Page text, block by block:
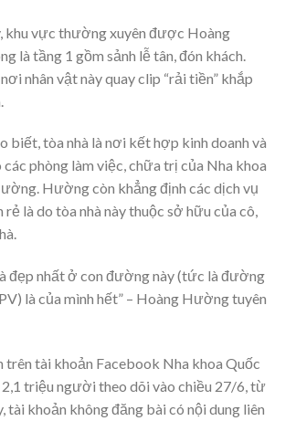
khu vực thường xuyên được Hoàng
là tầng 1 gồm sảnh lễ tân, đón khách.
nhân vật này quay clip “rải tiền” khắp
biết, tòa nhà là nơi kết hợp kinh doanh và
phòng làm việc, chữa trị của Nha khoa
Hường còn khẳng định các dịch vụ
rẻ là do tòa nhà này thuộc sở hữu của cô,
đẹp nhất ở con đường này (tức là đường
là của mình hết” – Hoàng Hường tuyên
trên tài khoản Facebook Nha khoa Quốc
triệu người theo dõi vào chiều 27/6, từ
tài khoản không đăng bài có nội dung liên